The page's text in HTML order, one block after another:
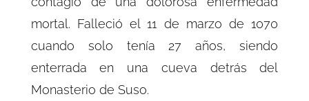
mortal. Falleció el 11 de marzo de 1070
cuando solo tenía 27 años, siendo
enterrada en una cueva detrás del
Monasterio de Suso.